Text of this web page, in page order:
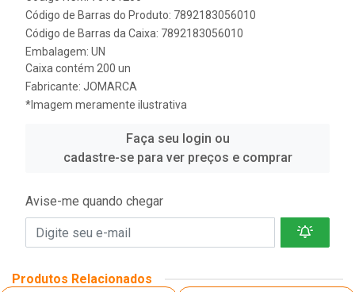
Código de Barras do Produto: 7892183056010
Código de Barras da Caixa: 7892183056010
Embalagem: UN
Caixa contém 200 un
Fabricante: JOMARCA
*Imagem meramente ilustrativa
Faça seu login ou
cadastre-se para ver preços e comprar
Avise-me quando chegar
Produtos Relacionados